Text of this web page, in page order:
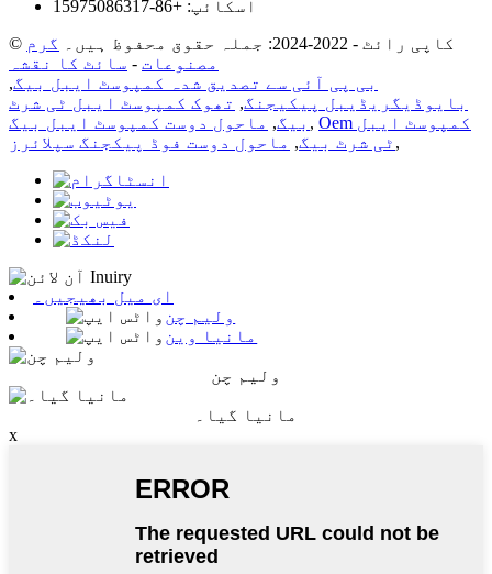
اسکائپ: +86-15975086317
© کاپی رائٹ - 2022-2024: جملہ حقوق محفوظ ہیں۔
گرم
مصنوعات - سائٹ کا نقشہ
بی پی آئی سے تصدیق شدہ کمپوسٹ ایبل بیگ,
بایوڈیگریڈیبل پیکیجنگ, تھوک کمپوسٹ ایبل ٹی شرٹ
بیگ, ماحول دوست کمپوسٹ ایبل بیگ , Oem کمپوسٹ ایبل
ٹی شرٹ بیگ, ماحول دوست فوڈ پیکجنگ سپلائرز ,
ای میل بھیجیں۔
ولیم چن
مانیا وین
ولیم چن
مانیا گیا۔
x